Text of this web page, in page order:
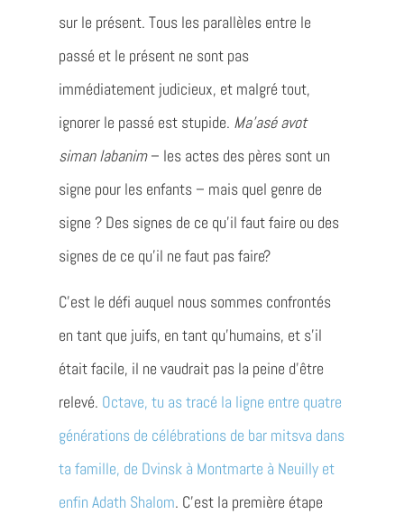
sur le présent. Tous les parallèles entre le
passé et le présent ne sont pas
immédiatement judicieux, et malgré tout,
ignorer le passé est stupide. Ma’asé avot
siman labanim– les actes des pères sont un
signe pour les enfants – mais quel genre de
signe ? Des signes de ce qu’il faut faire ou des
signes de ce qu’il ne faut pas faire?
C’est le défi auquel nous sommes confrontés
en tant que juifs, en tant qu’humains, et s’il
était facile, il ne vaudrait pas la peine d’être
relevé. Octave, tu as tracé la ligne entre quatre
générations de célébrations de bar mitsva dans
ta famille, de Dvinsk à Montmarte à Neuilly et
enfin Adath Shalom. C’est la première étape